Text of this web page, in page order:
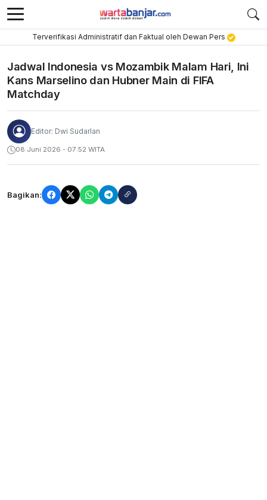
Terverifikasi Administratif dan Faktual oleh Dewan Pers
Jadwal Indonesia vs Mozambik Malam Hari, Ini
Kans Marselino dan Hubner Main di FIFA
Matchday
Editor: Dwi Sudarlan
08 Juni 2026 - 07:52 WITA
Bagikan: